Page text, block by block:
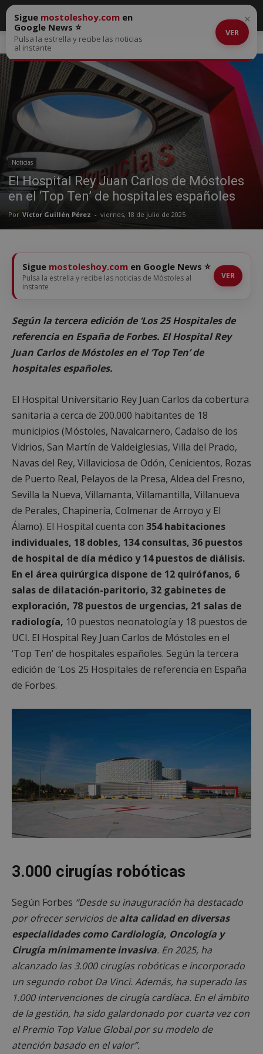
Inicio Noticias
Noticias
El Hospital Rey Juan Carlos de Móstoles
en el ‘Top Ten’ de hospitales españoles
Por Víctor Guillén Pérez - viernes, 18 de julio de 2025
Sigue mostoleshoy.com en
Google News ⭐
Pulsa la estrella y recibe las noticias
al instante
VER
×
Sigue mostoleshoy.com en Google News ⭐
Pulsa la estrella y recibe las noticias de Móstoles al
instante
VER
Según la tercera edición de ‘Los 25 Hospitales de
referencia en España de Forbes. El Hospital Rey
Juan Carlos de Móstoles en el ‘Top Ten’ de
hospitales españoles.
El Hospital Universitario Rey Juan Carlos da cobertura
sanitaria a cerca de 200.000 habitantes de 18
municipios (Móstoles, Navalcarnero, Cadalso de los
Vidrios, San Martín de Valdeiglesias, Villa del Prado,
Navas del Rey, Villaviciosa de Odón, Cenicientos, Rozas
de Puerto Real, Pelayos de la Presa, Aldea del Fresno,
Sevilla la Nueva, Villamanta, Villamantilla, Villanueva
de Perales, Chapinería, Colmenar de Arroyo y El
Álamo). El Hospital cuenta con 354 habitaciones
individuales, 18 dobles, 134 consultas, 36 puestos
de hospital de día médico y 14 puestos de diálisis.
En el área quirúrgica dispone de 12 quirófanos, 6
salas de dilatación-paritorio, 32 gabinetes de
exploración, 78 puestos de urgencias, 21 salas de
radiología, 10 puestos neonatología y 18 puestos de
UCI. El Hospital Rey Juan Carlos de Móstoles en el
‘Top Ten’ de hospitales españoles. Según la tercera
edición de ‘Los 25 Hospitales de referencia en España
de Forbes.
3.000 cirugías robóticas
Según Forbes “Desde su inauguración ha destacado
por ofrecer servicios dealta calidad en diversas
especialidades como Cardiología, Oncología y
Cirugía mínimamente invasiva. En 2025, ha
alcanzado las 3.000 cirugías robóticas e incorporado
un segundo robot Da Vinci. Además, ha superado las
1.000 intervenciones de cirugía cardíaca. En el ámbito
de la gestión, ha sido galardonado por cuarta vez con
el Premio Top Value Global por su modelo de
atención basado en el valor”.